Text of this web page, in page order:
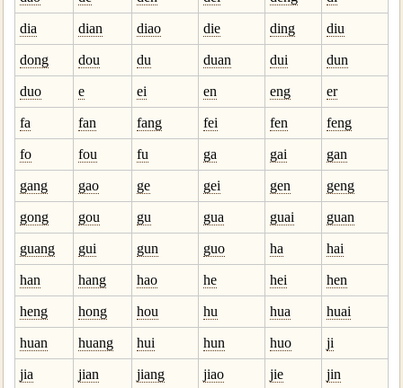
dia dian diao die ding diu
dong dou du duan dui dun
duo e ei en eng er
fa fan fang fei fen feng
fo fou fu ga gai gan
gang gao ge gei gen geng
gong gou gu gua guai guan
guang gui gun guo ha hai
han hang hao he hei hen
heng hong hou hu hua huai
huan huang hui hun huo ji
jia jian jiang jiao jie jin